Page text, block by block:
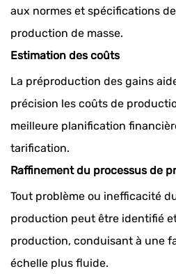
aux normes et spécifications
production de masse.
Estimation des coûts
La préproduction des gains
précision les coûts de
meilleure planification
tarification.
Raffinement du processus de
Tout problème ou inefficacité
production peut être identifié
production, conduisant à une
échelle plus fluide.